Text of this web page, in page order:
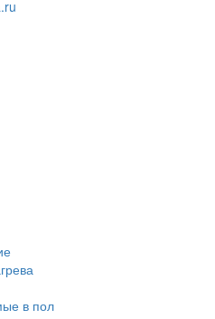
в пол